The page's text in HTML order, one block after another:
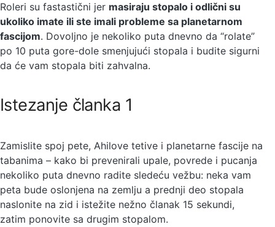
Roleri su fastastični jer masiraju stopalo i odlični su
ukoliko imate ili ste imali probleme sa planetarnom
fascijom. Dovoljno je nekoliko puta dnevno da “rolate”
po 10 puta gore-dole smenjujući stopala i budite sigurni
da će vam stopala biti zahvalna.
Istezanje članka 1
Zamislite spoj pete, Ahilove tetive i planetarne fascije na
tabanima – kako bi prevenirali upale, povrede i pucanja
nekoliko puta dnevno radite sledeću vežbu: neka vam
peta bude oslonjena na zemlju a prednji deo stopala
naslonite na zid i istežite nežno članak 15 sekundi,
zatim ponovite sa drugim stopalom.